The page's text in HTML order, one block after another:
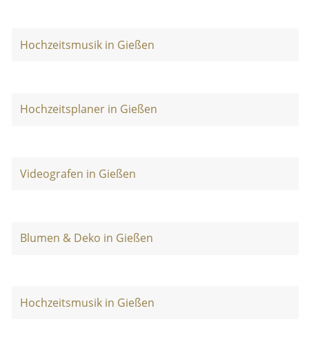
Hochzeitsmusik in Gießen
Hochzeitsplaner in Gießen
Videografen in Gießen
Blumen & Deko in Gießen
Hochzeitsmusik in Gießen